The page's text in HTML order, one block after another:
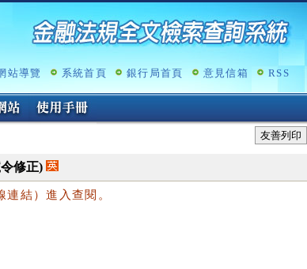
站導覽 系統首頁 銀行局首頁 意見信箱 RSS
友善列印
修正)
結）進入查閱。